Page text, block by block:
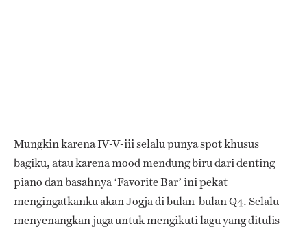
Mungkin karena IV-V-iii selalu punya spot khusus
bagiku, atau karena mood mendung biru dari denting
piano dan basahnya ‘Favorite Bar’ ini pekat
mengingatkanku akan Jogja di bulan-bulan Q4. Selalu
menyenangkan juga untuk mengikuti lagu yang ditulis